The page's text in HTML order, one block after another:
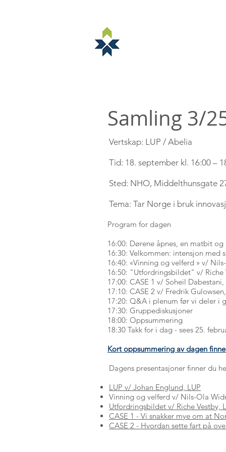
Samling 3/
Vertskap: LUP / Abelia
Tid: 18. september kl. 16:00 –
Sted: NHO, Middelthunsgate
Tema:​ Tar Norge i bruk
​Program for dagen
16:00: Dørene åpnes, en matbit
16:30: Velkommen: intensjon med
16:40: «Vinning og velferd » v/
16:50: "Utfordringsbildet" v/ Riche
17:00: CASE 1 v/ Soheil
17:10: CASE 2 v/ Fredrik
17:20: Q&A i plenum før vi deler i
17:30: Gruppediskusjoner
18:00: Oppsummering
18:30 Takk for i dag - sees 25.
Kort oppsummering av dagen
Dagens presentasjoner finner du
LUP v/ Johan Englund, LUP
Vinning og velferd v/ Nils-Ola
Utfordringsbildet v/ Riche Vestby,
CASE 1 - Vi snakker mye om at
CASE 2 - Hvordan sette fart på